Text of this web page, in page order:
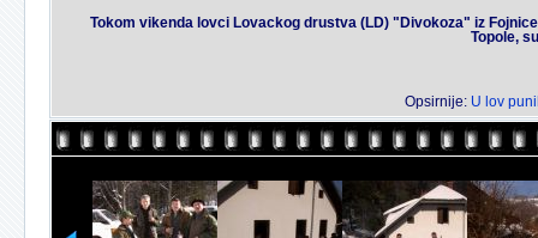
Tokom vikenda lovci Lovackog drustva (LD) "Divokoza" iz
Topole,
Opsirnije: U lov